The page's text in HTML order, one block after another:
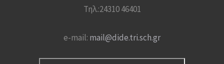
Τηλ.:24310 46401
e-mail: mail@dide.tri.sch.gr